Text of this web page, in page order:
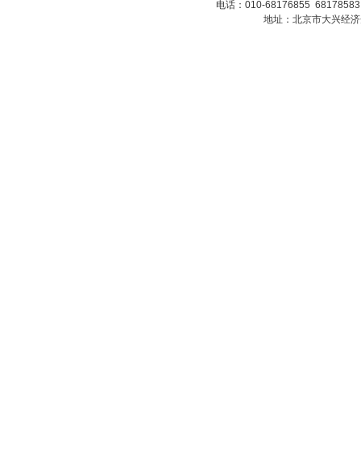
电话：010-68176855
地址：北京市大兴经